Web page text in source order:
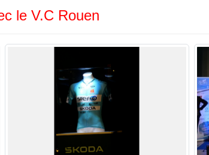
le V.C Rouen